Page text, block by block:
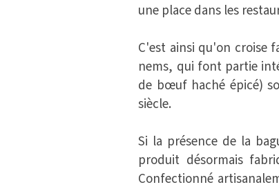
une place dans les
C'est ainsi qu'on croise
nems, qui font partie
de bœuf haché épicé)
siècle.
Si la présence de la
produit désormais
Confectionné